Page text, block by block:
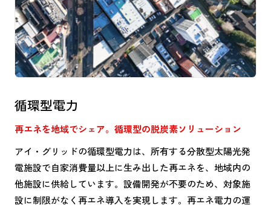
循環型電力
再エネを地域でシェア。循環型の脱炭素ソリューション
アイ・グリッドの循環型電力は、所有する分散型太陽光発
電施設で自家消費量以上に生み出した再エネを、地域内の
他施設に供給しています。設備開発が不要のため、対象施
設に制限がなく再エネ導入を実現します。再エネ電力の運